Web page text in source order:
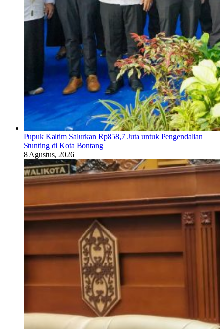
Pupuk Kaltim Salurkan Rp858,7 Juta untuk Pengendalian
Stunting di Kota Bontang
8 Agustus, 2026